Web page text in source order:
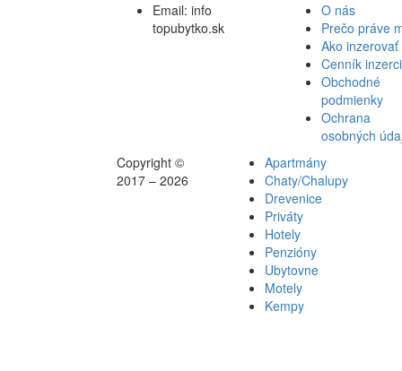
Email: info
topubytko.sk
O nás
Prečo práve
Ako inzerovať
Cenník
Obchodné
podmienky
Ochrana
osobných
Copyright ©
2017 – 2026
Apartmány
Chaty/Chalupy
Drevenice
Priváty
Hotely
Penzióny
Ubytovne
Motely
Kempy